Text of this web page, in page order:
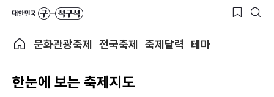
문화관광축제 전국축제 축제달력 테마
한눈에 보는 축제지도